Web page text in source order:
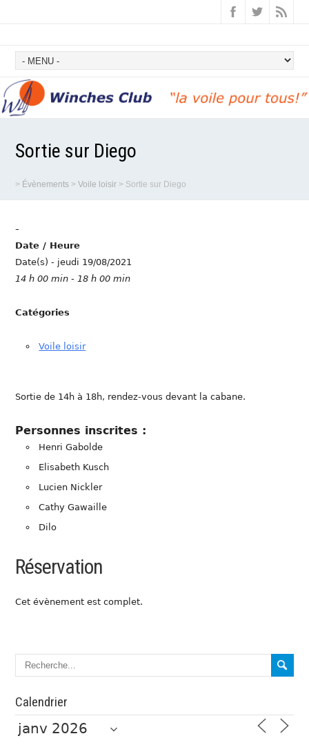
Sortie sur Diego
> Évènements >Voile loisir > Sortie sur Diego
-
Date / Heure
Date(s) - jeudi 19/08/2021
14 h 00 min - 18 h 00 min
Catégories
Voile loisir
Sortie de 14h à 18h, rendez-vous devant la cabane.
Personnes inscrites :
Henri Gabolde
Elisabeth Kusch
Lucien Nickler
Cathy Gawaille
Dilo
Réservation
Cet évènement est complet.
Calendrier